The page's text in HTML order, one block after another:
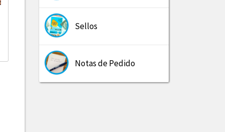
Sellos
Notas de Pedido